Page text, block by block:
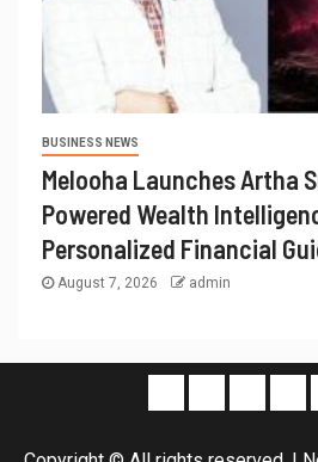
BUSINESS NEWS
Melooha Launches Artha
Powered Wealth
Personalized Financial
August 7, 2026 admin